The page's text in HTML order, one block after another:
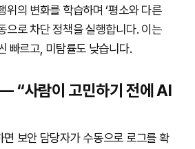
위의 변화를 학습하며 ‘평소와 다른
으로 차단 정책을 실행합니다. 이는
빠르고, 미탐률도 낮습니다.
“사람이 고민하기 전에 AI
보안 담당자가 수동으로 로그를 확